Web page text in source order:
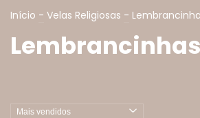
Início - Velas Religiosas -
Lembrancinhas